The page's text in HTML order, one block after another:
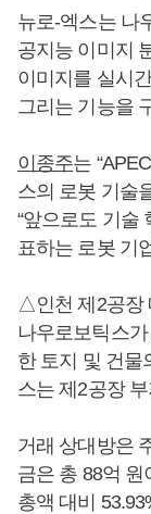
뉴로-엑스는 나
공지능 이미지
이미지를 실시
그리는 기능을
이종주는
스의 로봇 기술
“앞으로도 기술
표하는 로봇 기
△인천 제2공장
나우로보틱스
한 토지 및 건물
스는 제2공장
거래 상대방은
금은 총 88억
총액 대비